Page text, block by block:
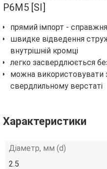
Р6М5 [SI]
прямий імпорт -
швидке відведення
внутрішній кромці
легко засвердлюється
можна використовувати
свердлильному верстаті
Характеристики
Діаметр, мм (d)
2.5